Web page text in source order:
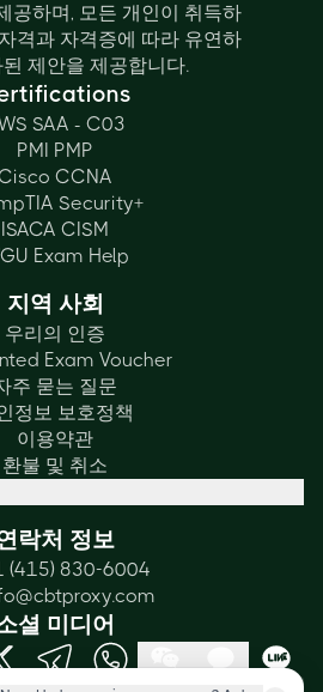
공하며, 모든 개인이 취득하
격과 자격증에 따라 유연하
제안을 제공합니다.
SAA - C03
PMI PMP
CCNA
Security+
ISACA CISM
Exam Help
지역 사회
우리의 인증
Exam Voucher
주 묻는 질문
정보 보호정책
이용약관
환불 및 취소
락처 정보
(415) 830-6004
셜 미디어